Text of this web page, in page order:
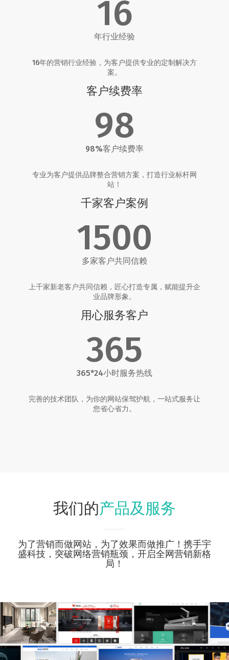
16
年行业经验
16年的营销行业经验，为客户提供专业的定制解决方
案。
客户续费率
98
98%客户续费率
专业为客户提供品牌整合营销方案，打造行业标杆网
站！
千家客户案例
1500
多家客户共同信赖
上千家新老客户共同信赖，匠心打造专属，赋能提升企
业品牌形象。
用心服务客户
365
365*24小时服务热线
完善的技术团队，为你的网站保驾护航，一站式服务让
您省心省力。
我们的产品及服务
为了营销而做网站，为了效果而做推广！携手宇
盛科技，突破网络营销瓶颈，开启全网营销新格
局！